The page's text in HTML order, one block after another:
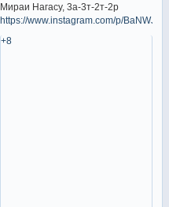
Мираи Нагасу, 3a-3т-2т-2р
https://www.instagram.com/p/
+8